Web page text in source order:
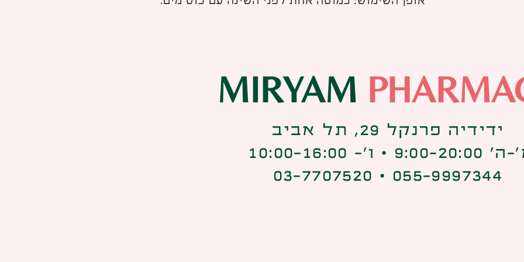
MIRYAM
ידידיה פרנקל 29, תל אביב
20:00 ⋅ ו׳- 10:00-16:00
055-9997344 ⋅ 03-7707520